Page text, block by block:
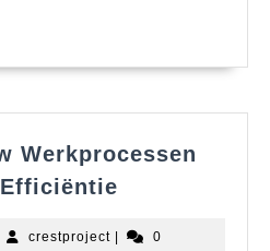
Werkprocessen
crestprojectcrestproject
0